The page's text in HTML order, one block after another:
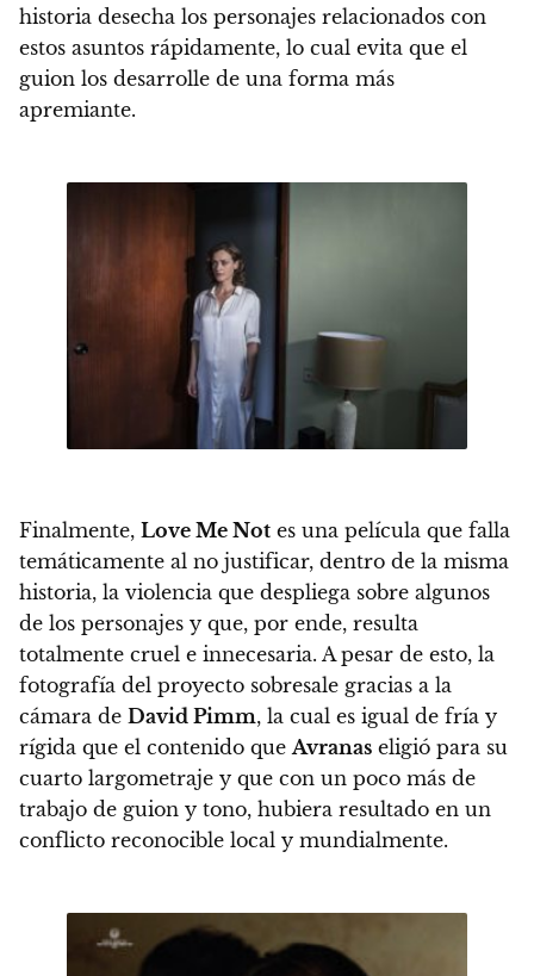
historia desecha los personajes relacionados con
estos asuntos rápidamente, lo cual evita que el
guion los desarrolle de una forma más
apremiante.
Finalmente, Love Me Not es una película que falla
temáticamente al no justificar, dentro de la misma
historia, la violencia que despliega sobre algunos
de los personajes y que, por ende, resulta
totalmente cruel e innecesaria. A pesar de esto, la
fotografía del proyecto sobresale gracias a la
cámara de David Pimm, la cual es igual de fría y
rígida que el contenido que Avranas eligió para su
cuarto largometraje y que con un poco más de
trabajo de guion y tono, hubiera resultado en un
conflicto reconocible local y mundialmente.